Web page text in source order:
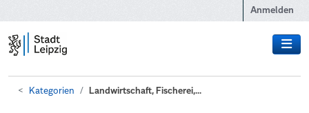
Anmelden
Kategorien Landwirtschaft, Fischerei,...